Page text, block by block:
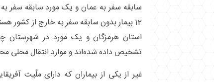
سابقه سفر به عمان و یک مورد سابقه سفر به
استان هرمزگان و یک مورد در شهرستان
تشخیص داده شده‌اند و موارد انتقال محلی
غیر از یکی از بیماران که دارای ملّیت